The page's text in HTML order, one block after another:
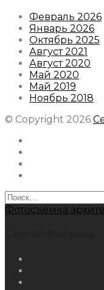
Февраль 2026
Январь 2026
Октябрь 2025
Август 2021
Август 2020
Май 2020
Май 2019
Ноябрь 2018
© Copyright 2026
Найти:
Фотосъемка